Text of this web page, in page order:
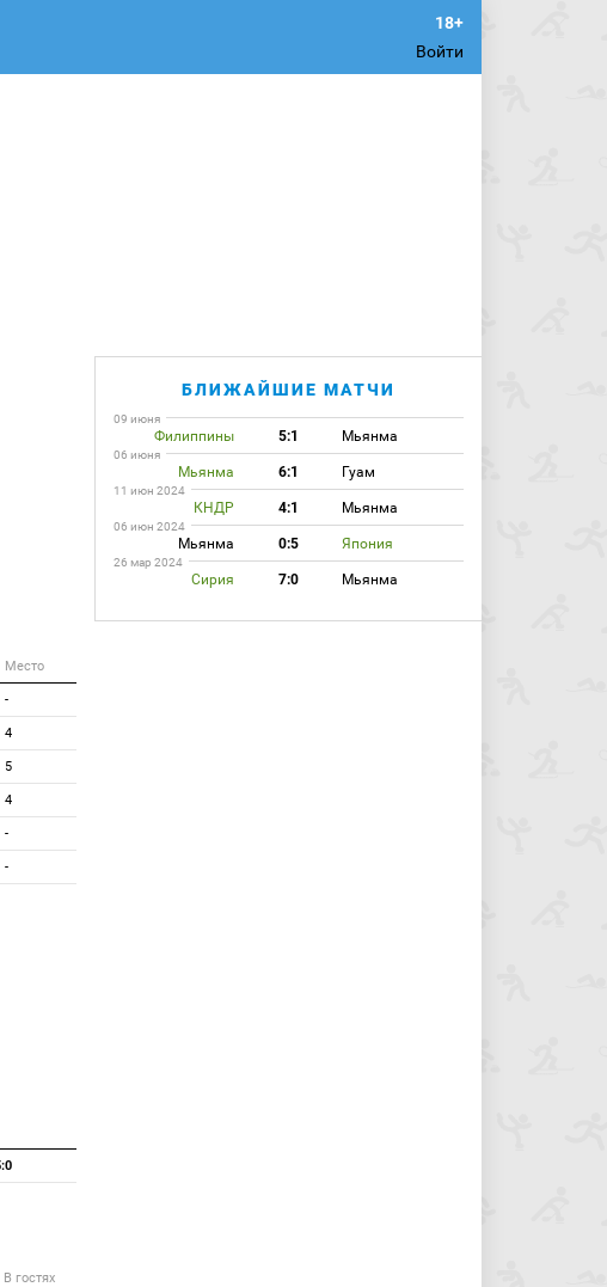
Войти
Место
-
4
5
4
-
-
В гостях
БЛИЖАЙШИЕ МАТЧИ
09 июня
Филиппины 5:1 Мьянма
06 июня
Мьянма 6:1 Гуам
11 июн 2024
КНДР 4:1 Мьянма
06 июн 2024
Мьянма 0:5 Япония
26 мар 2024
Сирия 7:0 Мьянма